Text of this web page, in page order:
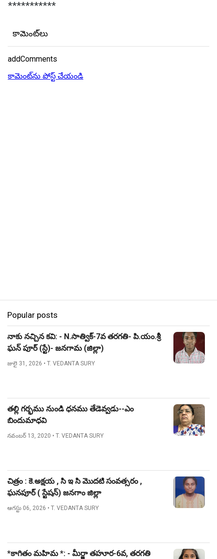
***********
కామెంట్‌లు
addComments
కామెంట్‌ను పోస్ట్ చేయండి
Popular posts
నాకు నచ్చిన కవి: - N.సాత్విక్-7వ తరగతి- పి.యం.శ్రీ
ఘన్ పూర్ (స్టే)- జనగామ (జిల్లా)
జులై 31, 2026 • T. VEDANTA SURY
తల్లి గర్భము నుండి ధనము తేడెవ్వడు--ఎం
బిందుమాధవి
నవంబర్ 13, 2020 • T. VEDANTA SURY
చిత్రం : కె.అక్షయ , సి ఇ సి మొదటి సంవత్సరం ,
ఘనపూర్ ( స్టేషన్) జనగాం జిల్లా
ఆగస్టు 06, 2026 • T. VEDANTA SURY
*కాగితం మహిమ *: - మీర్జా తహూర-6వ, తరగతి